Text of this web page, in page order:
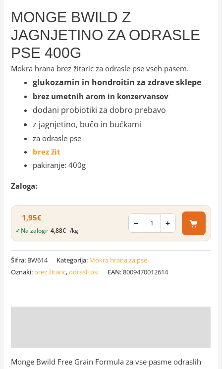
MONGE BWILD Z
JAGNJETINO ZA ODRASLE
PSE 400G
Mokra hrana brez žitaric za odrasle pse vseh pasem.
glukozamin in hondroitin za zdrave sklepe
brez umetnih arom in konzervansov
dodani probiotiki za dobro prebavo
z jagnjetino, bučo in bučkami
za odrasle pse
brez žit
pakiranje: 400g
Zaloga:
1,95€
✓ Na zalogi· 4,88€ /kg
− +
Šifra: BW614 Kategorija: Mokra hrana za pse
Oznaki: brez žitaric,odrasli psi EAN:8009470012614
Monge Bwild Free Grain Formula za vse pasme odraslih